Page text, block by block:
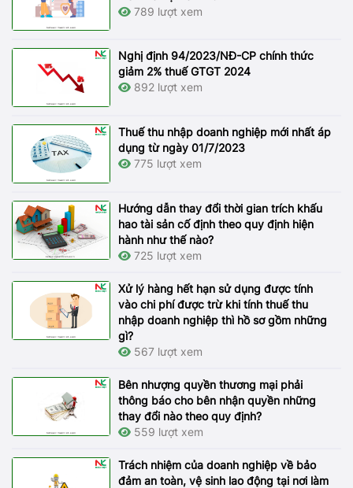
789 lượt xem
Nghị định 94/2023/NĐ-CP chính thức
giảm 2% thuế GTGT 2024
892 lượt xem
Thuế thu nhập doanh nghiệp mới nhất áp
dụng từ ngày 01/7/2023
775 lượt xem
Hướng dẫn thay đổi thời gian trích khấu
hao tài sản cố định theo quy định hiện
hành như thế nào?
725 lượt xem
Xử lý hàng hết hạn sử dụng được tính
vào chi phí được trừ khi tính thuế thu
nhập doanh nghiệp thì hồ sơ gồm những
gì?
567 lượt xem
Bên nhượng quyền thương mại phải
thông báo cho bên nhận quyền những
thay đổi nào theo quy định?
559 lượt xem
Trách nhiệm của doanh nghiệp về bảo
đảm an toàn, vệ sinh lao động tại nơi làm